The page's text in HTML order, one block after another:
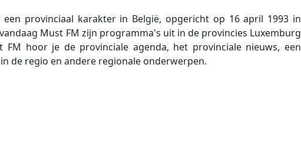
provinciaal karakter in België, opgericht op 16 april 1993 in
Must FM zijn programma's uit in de provincies Luxemburg
hoor je de provinciale agenda, het provinciale nieuws, een
de regio en andere regionale onderwerpen.